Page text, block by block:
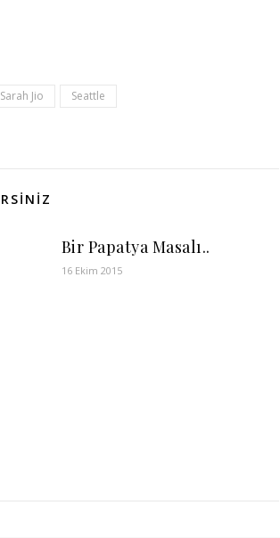
Sarah Jio Seattle
Bir Papatya Masalı..
16 Ekim 2015